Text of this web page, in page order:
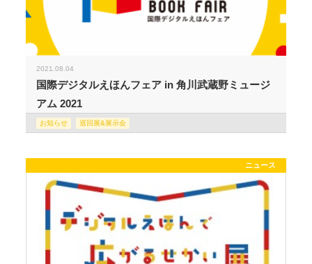
2021.08.04
国際デジタルえほんフェア in 角川武蔵野ミュージ
アム 2021
お知らせ 巡回展&展示会
ニュース